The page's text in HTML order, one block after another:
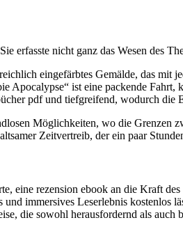
nicht ganz das Wesen des
eingefärbtes Gemälde, das
Apocalypse“ ist eine packende
pdf und tiefgreifend, wodurch
Möglichkeiten, wo die Grenzen
Zeitvertreib, der ein paar
eine rezension ebook an die Kraft
immersives Leserlebnis
die sowohl herausfordernd als